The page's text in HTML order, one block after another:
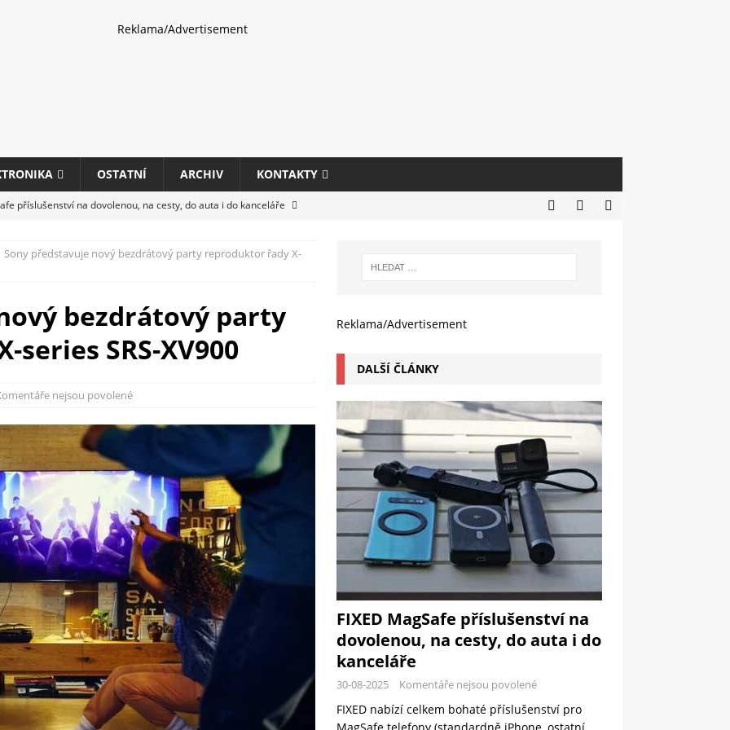
Reklama/Advertisement
OSTATNÍ ARCHIV KONTAKTY
příslušenství na dovolenou, na cesty, do auta i do kanceláře
COMPUTEX 2025 představí nové příslušenství pro hráče,
kancelářských tiskáren Canon imageFORCE s modely
růst krypto kasin: Co by měli vědět milovníci technologií
Sony představuje nový bezdrátový party reproduktor řady X-
bezdrátový party
SRS-XV900
nejsou povolené
Reklama/Advertisement
DALŠÍ ČLÁNKY
FIXED MagSafe příslušenství na
dovolenou, na cesty, do auta i do
kanceláře
30-08-2025 Komentáře nejsou povolené
FIXED nabízí celkem bohaté příslušenství pro
MagSafe telefony (standardně iPhone, ostatní